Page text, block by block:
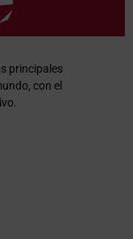
principales
con el